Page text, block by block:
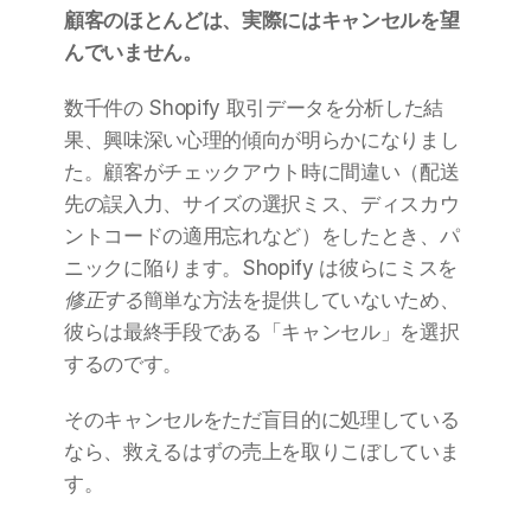
顧客のほとんどは、実際にはキャンセルを望
んでいません。
数千件の Shopify 取引データを分析した結
果、興味深い心理的傾向が明らかになりまし
た。顧客がチェックアウト時に間違い（配送
先の誤入力、サイズの選択ミス、ディスカウ
ントコードの適用忘れなど）をしたとき、パ
ニックに陥ります。Shopify は彼らにミスを
修正する簡単な方法を提供していないため、
彼らは最終手段である「キャンセル」を選択
するのです。
そのキャンセルをただ盲目的に処理している
なら、救えるはずの売上を取りこぼしていま
す。